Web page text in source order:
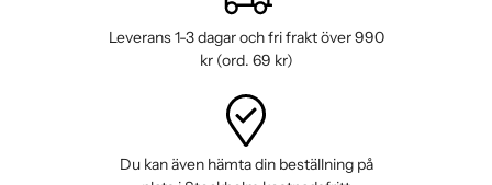
Leverans 1-3 dagar och fri frakt över 990
kr (ord. 69 kr)
Du kan även hämta din beställning på